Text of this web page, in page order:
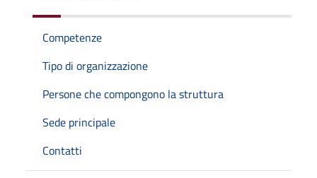
Competenze
Tipo di organizzazione
Persone che compongono la struttura
Sede principale
Contatti